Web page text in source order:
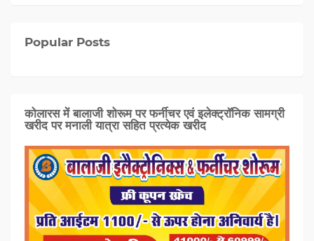
Popular Posts
कोलारस में बालाजी शोरूम पर फर्नीचर एवं इलेक्ट्रॉनिक सामग्री
खरीद पर मनाली यात्रा सहित प्रत्‍येक खरीद